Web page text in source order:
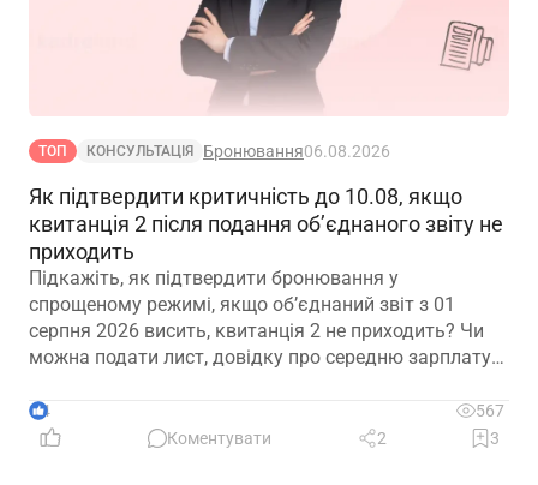
ТОП КОНСУЛЬТАЦІЯ Бронювання06.08.2026
Як підтвердити критичність до 10.08, якщо
квитанція 2 після подання об’єднаного звіту не
приходить
Підкажіть, як підтвердити бронювання у
спрощеному режимі, якщо обʼєднаний звіт з 01
серпня 2026 висить, квитанція 2 не приходить? Чи
можна подати лист, довідку про середню зарплату
4
567
Коментувати
2 3